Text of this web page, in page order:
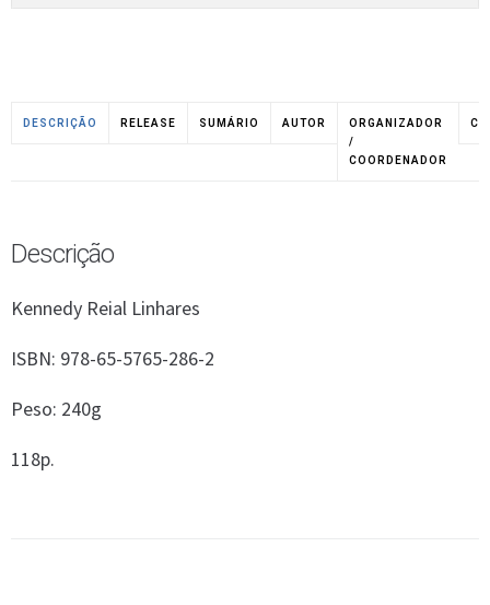
DESCRIÇÃO RELEASE SUMÁRIO AUTOR
ORGANIZADOR
/
COORDENADOR
Descrição
Kennedy Reial Linhares
ISBN: 978-65-5765-286-2
Peso: 240g
118p.